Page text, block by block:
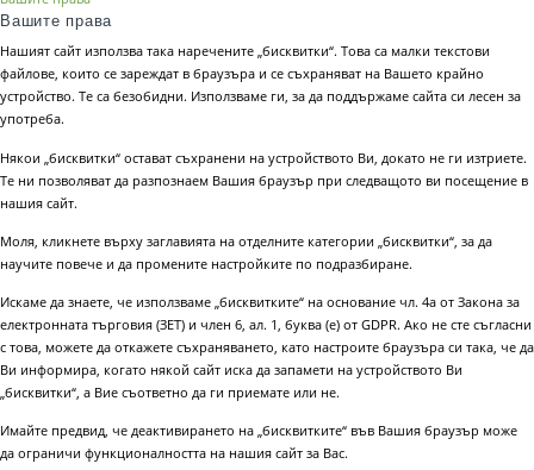
Вашите права
Нашият сайт използва така наречените „бисквитки“. Това са малки текстови
файлове, които се зареждат в браузъра и се съхраняват на Вашето крайно
устройство. Те са безобидни. Използваме ги, за да поддържаме сайта си лесен за
употреба.
Някои „бисквитки“ остават съхранени на устройството Ви, докато не ги изтриете.
Те ни позволяват да разпознаем Вашия браузър при следващото ви посещение в
нашия сайт.
Моля, кликнете върху заглавията на отделните категории „бисквитки“, за да
научите повече и да промените настройките по подразбиране.
Искаме да знаете, че използваме „бисквитките“ на основание чл. 4а от Закона за
електронната търговия (ЗЕТ) и член 6, ал. 1, буква (е) от GDPR. Ако не сте съгласни
с това, можете да откажете съхраняването, като настроите браузъра си така, че да
Ви информира, когато някой сайт иска да запамети на устройството Ви
„бисквитки“, а Вие съответно да ги приемате или не.
Имайте предвид, че деактивирането на „бисквитките“ във Вашия браузър може
да ограничи функционалността на нашия сайт за Вас.